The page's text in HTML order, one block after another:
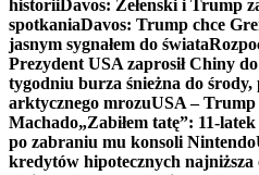
historiiDavos: Zełenski i Trump
spotkaniaDavos: Trump chce
jasnym sygnałem do świata
Prezydent USA zaprosił Chiny
tygodniu burza śnieżna do środy,
arktycznego mrozuUSA – Trump
Machado„Zabiłem tatę”: 11-
po zabraniu mu konsoli Nintendo
kredytów hipotecznych najniższa